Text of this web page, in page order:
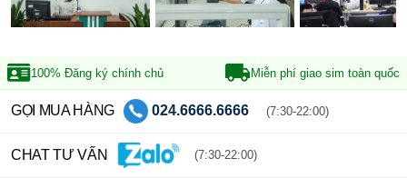
100% Đăng ký chính chủ Miễn phí giao sim toàn quốc
GỌI MUA HÀNG 024.6666.6666 (7:30-22:00)
CHAT TƯ VẤN (7:30-22:00)